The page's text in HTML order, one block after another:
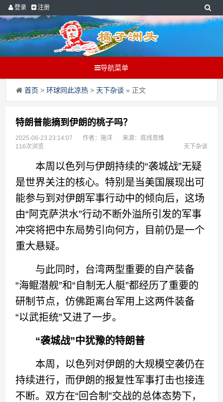
登录 注册
导航菜单
首页 >环球同此凉热 > 天下杂谈 » 正文
特朗普能摘到伊朗的桃子吗？
2025-06-23 23:14:07 作者：施洋
来源：底线思维
116次浏览
天下杂谈
本周以色列与伊朗持续的“袭城战”无疑
是世界关注的核心。特别是当美国展现出可
能参与到对伊朗军事行动中的倾向后，这场
由“阿克萨洪水”行动不断外溢所引发的军事
冲突将把中东局势引向何方，目前仍是一个
重大悬疑。
与此同时，台湾两型重要的自产装备
“海鲲潜舰”和“自制无人艇”都经历了重要的
研制节点，仿佛距离台军用上这两件装备
“以武拒统”又进了一步。
“袭城战”中犹豫的特朗普
本周，以色列对伊朗的大规模空袭仍在
持续进行，而伊朗的报复性军事打击也接连
不断。双方在“回合制”交战的总体态势下，